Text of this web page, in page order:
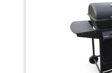
MAÎTRISÉE AU DEGRÉ PRÈS :
Fermez le couvercle de ce
barbecue à gaz pour concentrer
la chaleur et donner une saveur
fumée intense à vos plats,
tandis que le thermomètre à
double échelle aide à suivre
précisément la température
interne CHALEUR RÉGLÉE